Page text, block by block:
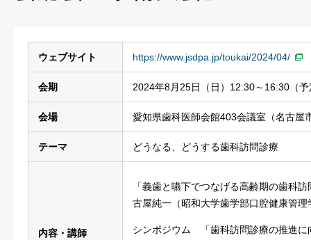
ウェブサイト https://www.jsdpa.jp/toukai/2024/04/
会期 2024年8月25日（日）12:30～16:30（予
会場 愛知県歯科医師会館403会議室（名古屋
テーマ どうなる、どうする歯科訪問診療
内容・講師
「義歯と嚥下でつなげる高齢期の歯科
古屋純一（昭和大学歯学部口腔健康管
シンポジウム 「歯科訪問診療の推進に